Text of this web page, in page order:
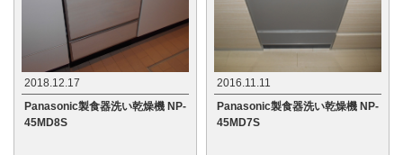
2018.12.17
Panasonic製食器洗い乾燥機 NP-
45MD8S
2016.11.11
Panasonic製食器洗い乾燥機 NP-
45MD7S